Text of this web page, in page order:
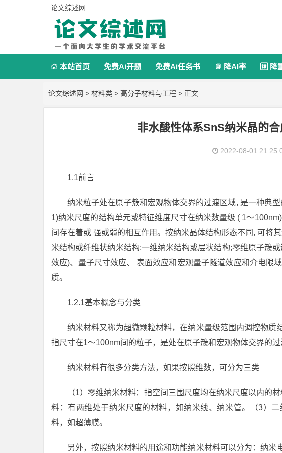
论文综述网
 本站首页 免费Ai开题 免费Ai任务书  降AI率  降
论文综述网 > 材料类 > 高分子材料与工程 > 正文
非水酸性体系SnS纳米晶的
2022-08-01
1.1前言
纳米粒子处在原子簇和宏观物体交界的过渡区域, 是一种典
1)纳米尺度的结构单元或特征维度尺寸在纳米数量级 ( 1～
间存在着或 强或弱的相互作用。按纳米晶体结构形态不同, 可将
米结构或纤维状纳米结构;一维纳米结构或层状结构;零维原子簇
效应)、量子尺寸效应、 表面效应和宏观量子隧道效应和介电限
质。
1.2.1基本概念与分类
纳米材料又称为超微颗粒材料，在纳米量级范围内调控物
指尺寸在1～100nm间的粒子，是处在原子簇和宏观物体交界的过
纳米材料有很多分类方法，如果按照维数，可分为三类
（1）零维纳米材料：指空间三围尺度均在纳米尺度以内的
料：有两维处于纳米尺度的材料，如纳米线、纳米管。（3）
料，如超薄膜。
另外，按照纳米材料的用途和功能纳米材料可以分为：纳